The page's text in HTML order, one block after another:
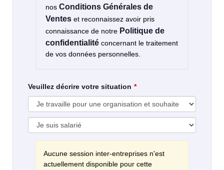
nos Conditions Générales de
Ventes et reconnaissez avoir pris
connaissance de notre Politique de
confidentialité concernant le traitement
de vos données personnelles.
Veuillez décrire votre situation
Aucune session inter-entreprises n'est
actuellement disponible pour cette